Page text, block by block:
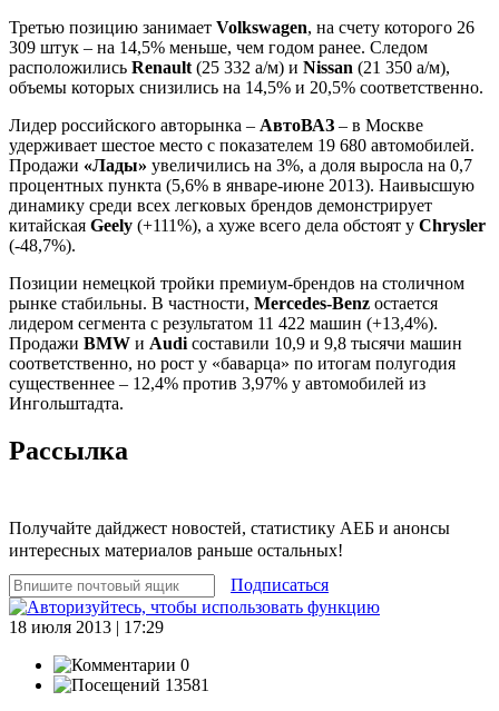
Третью позицию занимает Volkswagen, на счету которого 26
309 штук – на 14,5% меньше, чем годом ранее. Следом
расположились Renault (25 332 а/м) и Nissan (21 350 а/м),
объемы которых снизились на 14,5% и 20,5% соответственно.
Лидер российского авторынка – АвтоВАЗ – в Москве
удерживает шестое место с показателем 19 680 автомобилей.
Продажи «Лады» увеличились на 3%, а доля выросла на 0,7
процентных пункта (5,6% в январе-июне 2013). Наивысшую
динамику среди всех легковых брендов демонстрирует
китайская Geely (+111%), а хуже всего дела обстоят у Chrysler
(-48,7%).
Позиции немецкой тройки премиум-брендов на столичном
рынке стабильны. В частности, Mercedes-Benz остается
лидером сегмента с результатом 11 422 машин (+13,4%).
Продажи BMW и Audi составили 10,9 и 9,8 тысячи машин
соответственно, но рост у «баварца» по итогам полугодия
существеннее – 12,4% против 3,97% у автомобилей из
Ингольштадта.
Рассылка
Получайте дайджест новостей, статистику АЕБ и анонсы
интересных материалов раньше остальных!
Подписаться
18 июля 2013 | 17:29
0
13581